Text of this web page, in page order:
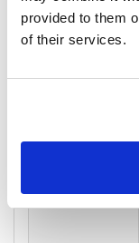
provided to them
of their services.
카오속